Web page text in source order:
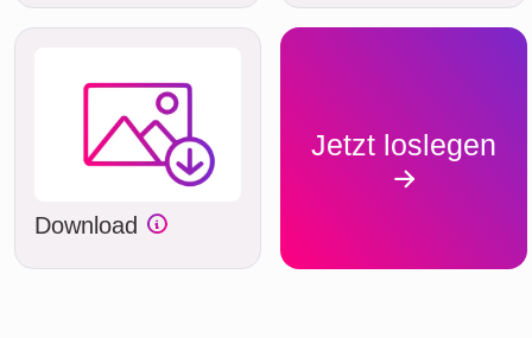
Download
Jetzt loslegen